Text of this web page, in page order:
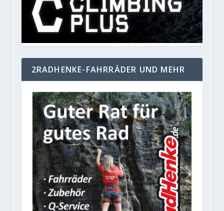
2RADHENKE-FAHRRÄDER UND MEHR